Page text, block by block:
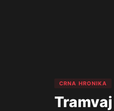
CRNA HRONIKA